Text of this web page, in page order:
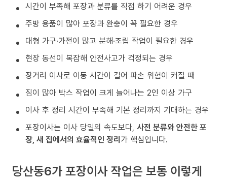
시간이 부족해 포장과 분류를 직접 하기 어려운 경우
주방 용품이 많아 포장과 완충이 꼭 필요한 경우
대형 가구·가전이 많고 분해·조립 작업이 필요한 경우
현장 동선이 복잡해 안전사고가 걱정되는 경우
장거리 이사로 이동 시간이 길어 파손 위험이 커질 때
짐이 많아 박스 작업이 크게 늘어나는 2인 이상 가구
이사 후 정리 시간이 부족해 기본 정리까지 기대하는 경우
포장이사는 이사 당일의 속도보다, 사전 분류와 안전한 포
장, 새 집에서의 효율적인 정리가 핵심입니다.
당산동6가 포장이사 작업은 보통 이렇게